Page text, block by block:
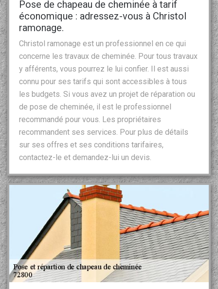
Pose de chapeau de cheminée à tarif
économique : adressez-vous à Christol
ramonage.
Christol ramonage est un professionnel en ce qui
concerne les travaux de cheminée. Pour tous travaux
y afférents, vous pourrez le lui confier. Il est aussi
connu pour ses tarifs qui sont accessibles à tous
les budgets. Si vous avez un projet de réparation ou
de pose de cheminée, il est le professionnel
recommandé pour vous. Les propriétaires
recommandent ses services. Pour plus de détails
sur ses offres et ses conditions tarifaires,
contactez-le et demandez-lui un devis.